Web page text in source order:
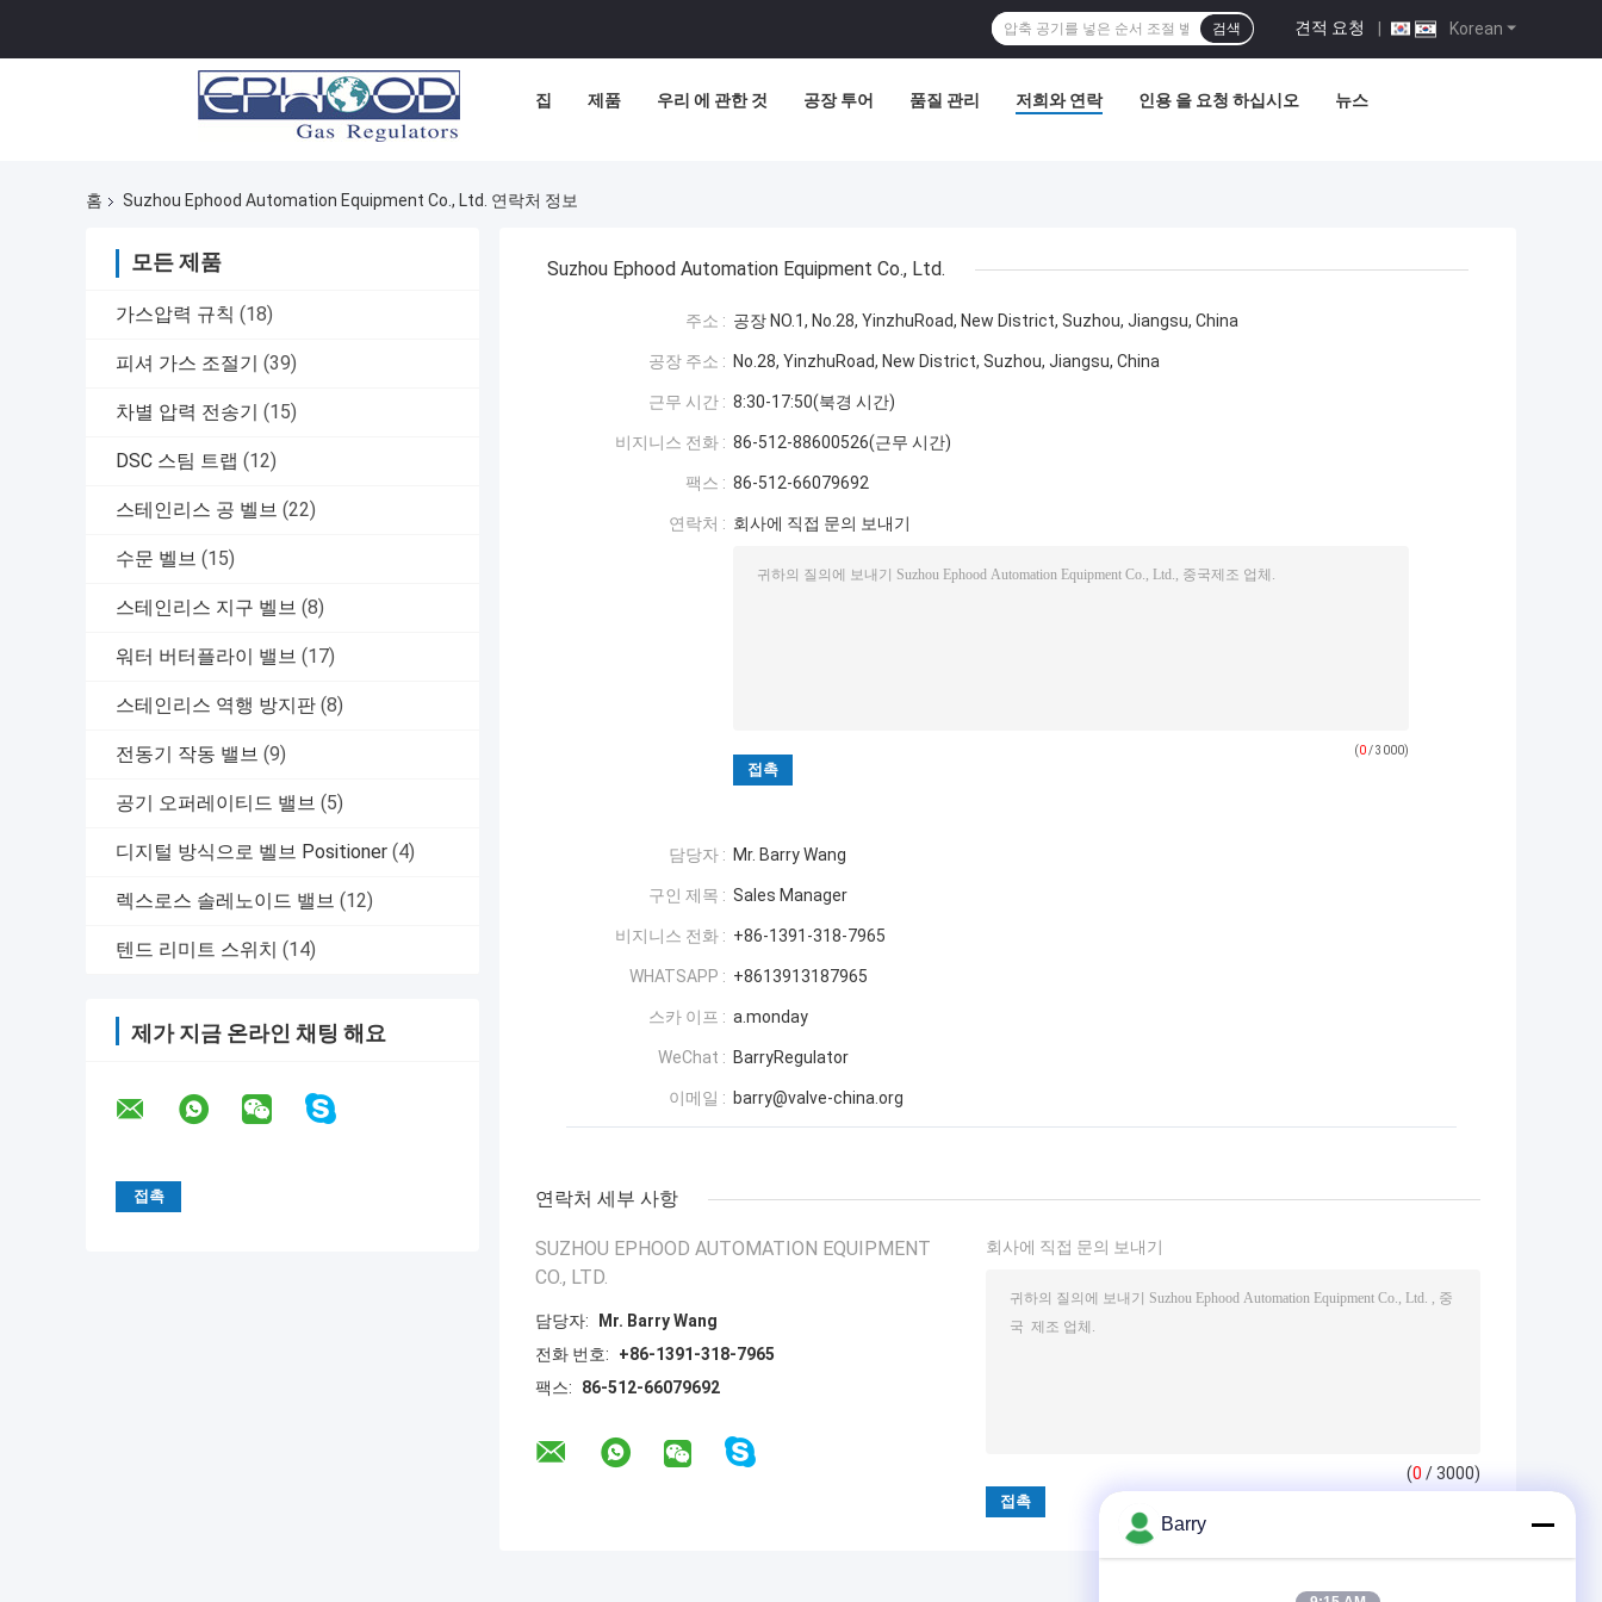
Korean
견적 요청 |
검색
집 제품 우리 에 관한 것 공장 투어 품질 관리 저희와 연락 인용 을 요청 하십시오 뉴스
홈 Suzhou Ephood Automation Equipment Co., Ltd. 연락처 정보
모든 제품
가스압력 규칙 (18)
피셔 가스 조절기 (39)
차별 압력 전송기 (15)
DSC 스팀 트랩 (12)
스테인리스 공 벨브 (22)
수문 벨브 (15)
스테인리스 지구 벨브 (8)
워터 버터플라이 밸브 (17)
스테인리스 역행 방지판 (8)
전동기 작동 밸브 (9)
공기 오퍼레이티드 밸브 (5)
디지털 방식으로 벨브 Positioner (4)
렉스로스 솔레노이드 밸브 (12)
텐드 리미트 스위치 (14)
제가 지금 온라인 채팅 해요
Suzhou Ephood Automation Equipment Co., Ltd.
주소 : 공장 NO.1, No.28, YinzhuRoad, New District, Suzhou, Jiangsu, China
공장 주소 : No.28, YinzhuRoad, New District, Suzhou, Jiangsu, China
근무 시간 : 8:30-17:50(북경 시간)
비지니스 전화 : 86-512-88600526(근무 시간)
팩스 : 86-512-66079692
연락처 : 회사에 직접 문의 보내기
(0/ 3000)
담당자 : Mr. Barry Wang
구인 제목 : Sales Manager
비지니스 전화 : +86-1391-318-7965
WHATSAPP : +8613913187965
스카 이프 : a.monday
WeChat : BarryRegulator
이메일 : barry@valve-china.org
연락처 세부 사항
SUZHOU EPHOOD AUTOMATION EQUIPMENT
CO., LTD.
담당자:
Mr. Barry Wang
전화 번호:
+86-1391-318-7965
팩스:
86-512-66079692
회사에 직접 문의 보내기
(0 / 3000)
Barry